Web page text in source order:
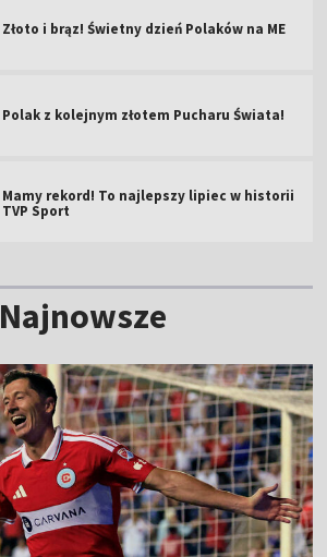
Złoto i brąz! Świetny dzień Polaków na ME
Polak z kolejnym złotem Pucharu Świata!
Mamy rekord! To najlepszy lipiec w historii
TVP Sport
Najnowsze